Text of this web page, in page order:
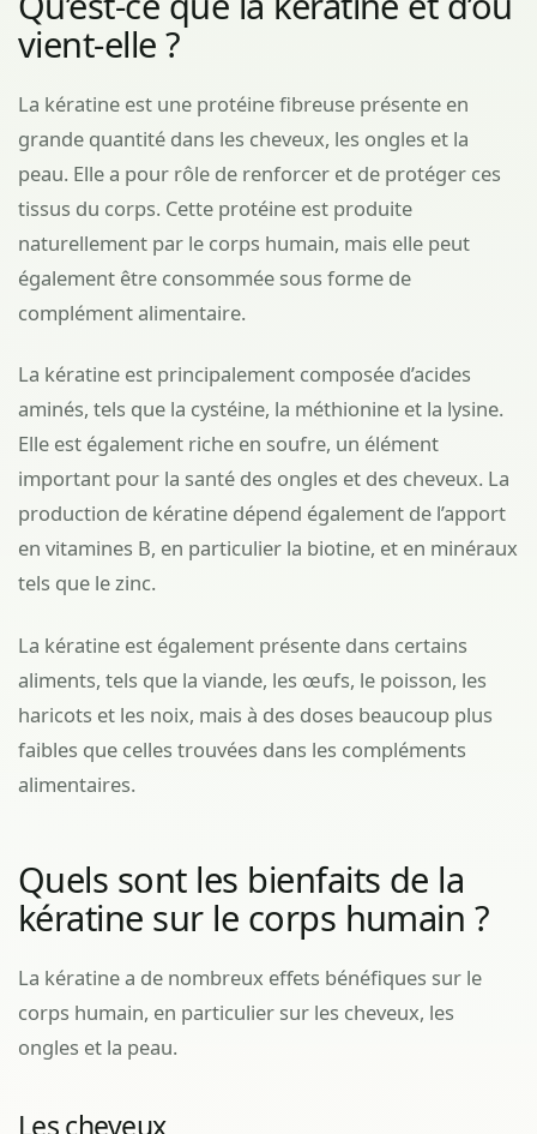
vient-elle ?
La kératine est une protéine fibreuse présente en
grande quantité dans les cheveux, les ongles et la
peau. Elle a pour rôle de renforcer et de protéger ces
tissus du corps. Cette protéine est produite
naturellement par le corps humain, mais elle peut
également être consommée sous forme de
complément alimentaire.
La kératine est principalement composée d’acides
aminés, tels que la cystéine, la méthionine et la lysine.
Elle est également riche en soufre, un élément
important pour la santé des ongles et des cheveux. La
production de kératine dépend également de l’apport
en vitamines B, en particulier la biotine, et en minéraux
tels que le zinc.
La kératine est également présente dans certains
aliments, tels que la viande, les œufs, le poisson, les
haricots et les noix, mais à des doses beaucoup plus
faibles que celles trouvées dans les compléments
alimentaires.
Quels sont les bienfaits de la
kératine sur le corps humain ?
La kératine a de nombreux effets bénéfiques sur le
corps humain, en particulier sur les cheveux, les
ongles et la peau.
Les cheveux